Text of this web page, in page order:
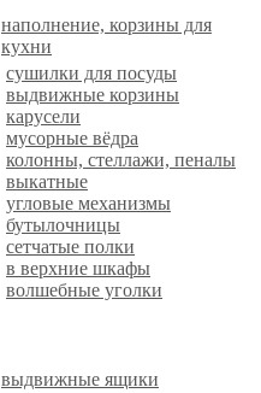
наполнение, корзины для
кухни
сушилки для посуды
выдвижные корзины
карусели
мусорные вёдра
колонны, стеллажи, пеналы
выкатные
угловые механизмы
бутылочницы
сетчатые полки
в верхние шкафы
волшебные уголки
выдвижные ящики